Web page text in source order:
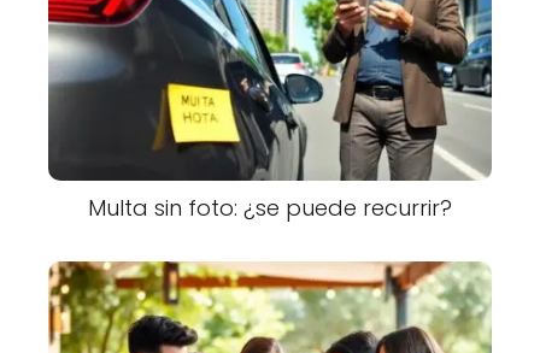
Multa sin foto: ¿se puede recurrir?